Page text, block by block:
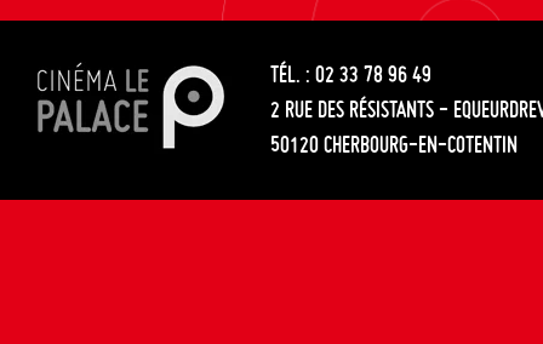
les
articles
entre
les
articles
TÉL. : 02 33 78 96 49
2 RUE DES RÉSISTANTS -
50120 CHERBOURG-EN-COTENTIN